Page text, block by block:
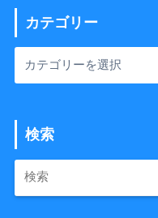
カテゴリー
検索